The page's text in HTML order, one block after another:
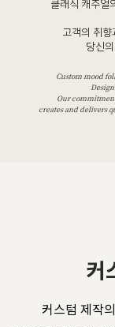
클래식 캐주얼
고객의 취
당신
Custom mood
Our
creates and delivers
커
커스텀 제작